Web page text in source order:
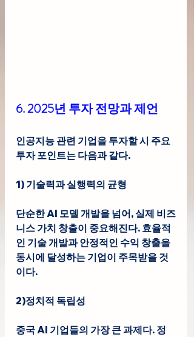
6. 2025년 투자 전망과 제언
인공지능 관련 기업을 투자할 시 주요
투자 포인트는 다음과 같다.
1) 기술력과 실행력의 균형
단순한 AI 모델 개발을 넘어, 실제 비즈
니스 가치 창출이 중요해진다. 효율적
인 기술 개발과 안정적인 수익 창출을
동시에 달성하는 기업이 주목받을 것
이다.
2)정치적 독립성
중국 AI 기업들의 가장 큰 과제다. 정